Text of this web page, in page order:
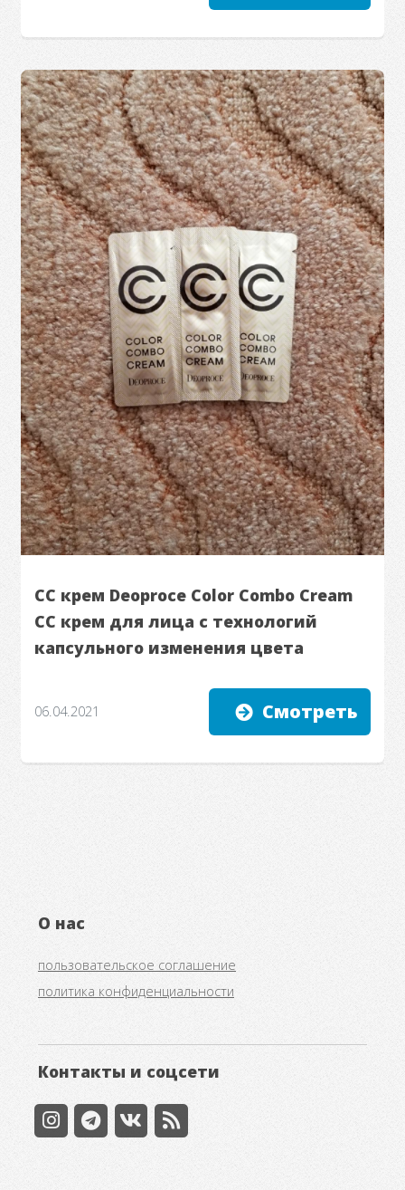
СС крем Deoproce Color Combo Cream
СС крем для лица с технологий
капсульного изменения цвета
06.04.2021 Смотреть
О нас
пользовательское соглашение
политика конфиденциальности
Контакты и соцсети